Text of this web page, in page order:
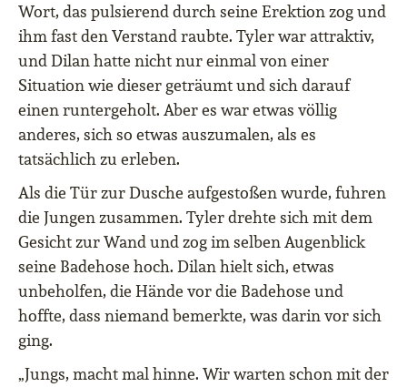
Wort, das pulsierend durch seine Erektion zog und
ihm fast den Verstand raubte. Tyler war attraktiv,
und Dilan hatte nicht nur einmal von einer
Situation wie dieser geträumt und sich darauf
einen runtergeholt. Aber es war etwas völlig
anderes, sich so etwas auszumalen, als es
tatsächlich zu erleben.
Als die Tür zur Dusche aufgestoßen wurde, fuhren
die Jungen zusammen. Tyler drehte sich mit dem
Gesicht zur Wand und zog im selben Augenblick
seine Badehose hoch. Dilan hielt sich, etwas
unbeholfen, die Hände vor die Badehose und
hoffte, dass niemand bemerkte, was darin vor sich
ging.
„Jungs, macht mal hinne. Wir warten schon mit der